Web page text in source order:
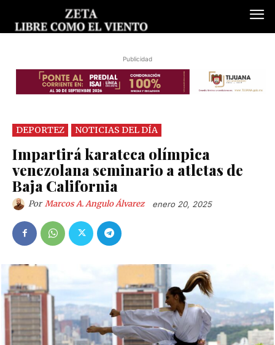
Publicidad
DEPORTEZ NOTICIAS DEL DÍA
Impartirá karateca olímpica
venezolana seminario a atletas de
Baja California
Por Marcos A. Angulo Álvarez enero 20, 2025